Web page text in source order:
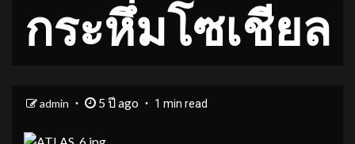
กระหึ่มโซเชียล
admin 5 ปี ago 1 min read